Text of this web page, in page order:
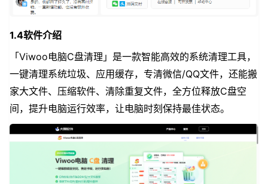
1.4软件介绍
「Viwoo电脑C盘清理」是一款智能高效的系统清理工具，
一键清理系统垃圾、应用缓存，专清微信/QQ文件，还能搬
家大文件、压缩软件、清除重复文件，全方位释放C盘空
间，提升电脑运行效率，让电脑时刻保持最佳状态。